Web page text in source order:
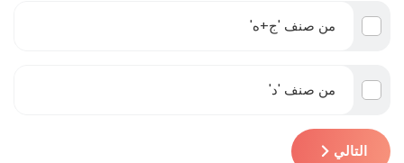
من صنف 'ج+ه'
من صنف 'د'
التالي